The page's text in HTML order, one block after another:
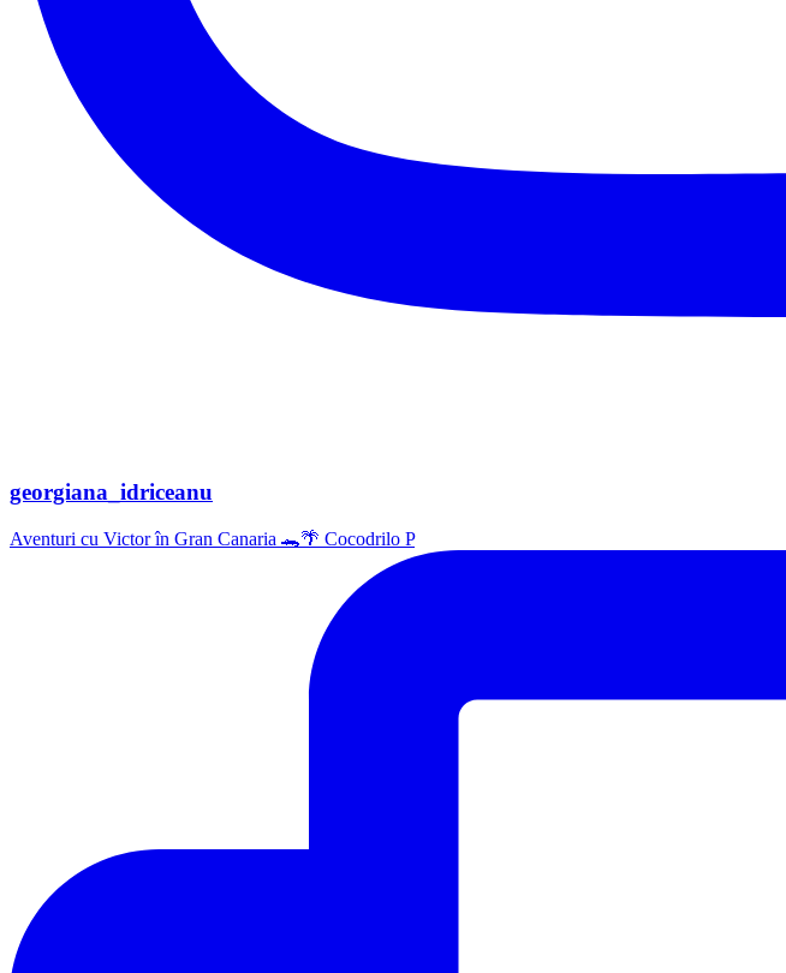
georgiana_idriceanu
Aventuri cu Victor în Gran Canaria 🐊🌴 Cocodrilo P